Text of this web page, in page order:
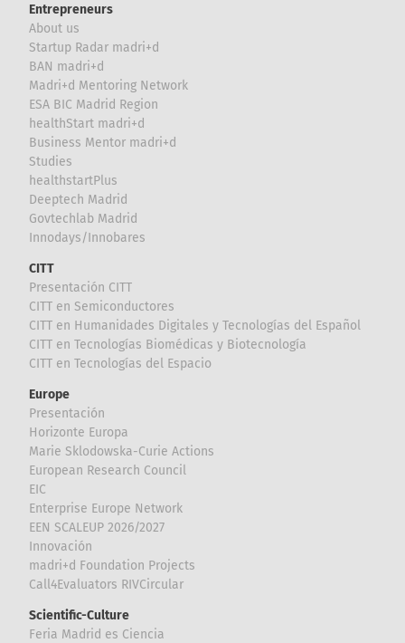
Entrepreneurs
About us
Startup Radar madri+d
BAN madri+d
Madri+d Mentoring Network
ESA BIC Madrid Region
healthStart madri+d
Business Mentor madri+d
Studies
healthstartPlus
Deeptech Madrid
Govtechlab Madrid
Innodays/Innobares
CITT
Presentación CITT
CITT en Semiconductores
CITT en Humanidades Digitales y Tecnologías del Español
CITT en Tecnologías Biomédicas y Biotecnología
CITT en Tecnologías del Espacio
Europe
Presentación
Horizonte Europa
Marie Sklodowska-Curie Actions
European Research Council
EIC
Enterprise Europe Network
EEN SCALEUP 2026/2027
Innovación
madri+d Foundation Projects
Call4Evaluators RIVCircular
Scientific-Culture
Feria Madrid es Ciencia